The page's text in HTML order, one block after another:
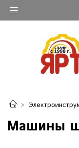
Машины